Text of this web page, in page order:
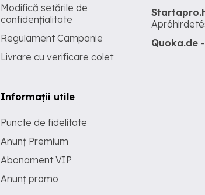
Modifică setările de
confidențialitate
Regulament Campanie
Livrare cu verificare colet
Informații utile
Puncte de fidelitate
Anunț Premium
Abonament VIP
Anunț promo
Quoka.de